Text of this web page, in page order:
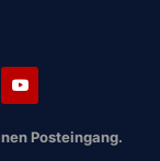
Posteingang.